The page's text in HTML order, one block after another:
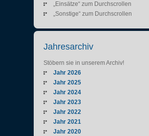
„Einsätze“ zum Durchscrollen
„Sonstige“ zum Durchscrollen
Jahresarchiv
Stöbern sie in unserem Archiv!
Jahr 2026
Jahr 2025
Jahr 2024
Jahr 2023
Jahr 2022
Jahr 2021
Jahr 2020